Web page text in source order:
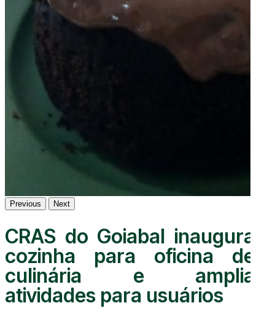
Previous Next
CRAS do Goiabal inaugura
cozinha para oficina de
culinária e amplia
atividades para usuários